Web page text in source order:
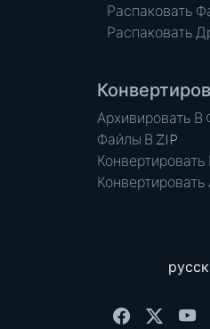
Распаковать
Распаковать
Архивировать В
Файлы В ZIP